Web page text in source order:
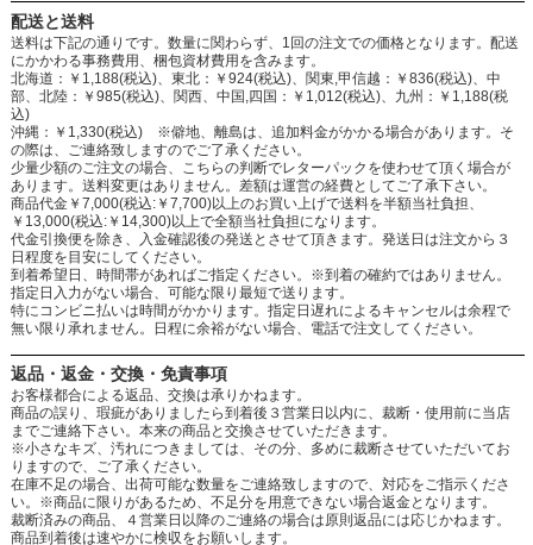
配送と送料
送料は下記の通りです。数量に関わらず、1回の注文での価格となります。配送
にかかわる事務費用、梱包資材費用を含みます。
北海道：￥1,188(税込)、東北：￥924(税込)、関東,甲信越：￥836(税込)、中
部、北陸：￥985(税込)、関西、中国,四国：￥1,012(税込)、九州：￥1,188(税
込)
沖縄：￥1,330(税込) ※僻地、離島は、追加料金がかかる場合があります。そ
の際は、ご連絡致しますのでご了承ください。
少量少額のご注文の場合、こちらの判断でレターパックを使わせて頂く場合が
あります。送料変更はありません。差額は運営の経費としてご了承下さい。
商品代金￥7,000(税込:￥7,700)以上のお買い上げで送料を半額当社負担、
￥13,000(税込:￥14,300)以上で全額当社負担になります。
代金引換便を除き、入金確認後の発送とさせて頂きます。発送日は注文から３
日程度を目安にしてください。
到着希望日、時間帯があればご指定ください。※到着の確約ではありません。
指定日入力がない場合、可能な限り最短で送ります。
特にコンビニ払いは時間がかかります。指定日遅れによるキャンセルは余程で
無い限り承れません。日程に余裕がない場合、電話で注文してください。
返品・返金・交換・免責事項
お客様都合による返品、交換は承りかねます。
商品の誤り、瑕疵がありましたら到着後３営業日以内に、裁断・使用前に当店
までご連絡下さい。本来の商品と交換させていただきます。
※小さなキズ、汚れにつきましては、その分、多めに裁断させていただいてお
りますので、ご了承ください。
在庫不足の場合、出荷可能な数量をご連絡致しますので、対応をご指示くださ
い。※商品に限りがあるため、不足分を用意できない場合返金となります。
裁断済みの商品、４営業日以降のご連絡の場合は原則返品には応じかねます。
商品到着後は速やかに検収をお願いします。